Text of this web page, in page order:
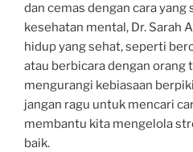
dan cemas dengan cara
kesehatan mental, Dr. Sarah
hidup yang sehat, seperti
atau berbicara dengan orang
mengurangi kebiasaan
jangan ragu untuk mencari
membantu kita mengelola
baik.